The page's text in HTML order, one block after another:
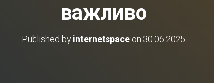
важливо
Published by internetspace on 30.06.2025